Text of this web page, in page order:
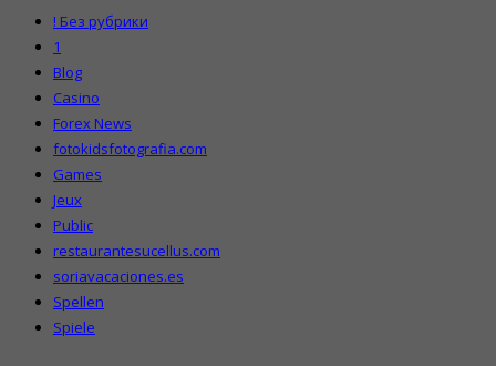
! Без рубрики
1
Blog
Casino
Forex News
fotokidsfotografia.com
Games
Jeux
Public
restaurantesucellus.com
soriavacaciones.es
Spellen
Spiele